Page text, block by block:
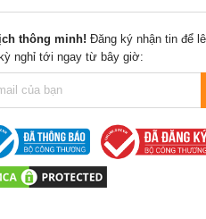
thông minh! Đăng ký nhận tin để
nghỉ tới ngay từ bây giờ: